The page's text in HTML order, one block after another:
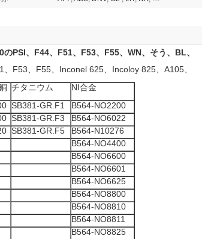
PSI、F44、F51、F53、F55、WN、そう、BL、
F53、F55、Inconel 625、Incoloy 825、A105、
チタニウム
NI合金
SB381-GR.F1
B564-NO2200
SB381-GR.F3
B564-NO6022
SB381-GR.F5
B564-N10276
B564-NO4400
B564-NO6600
B564-NO6601
B564-NO6625
B564-NO8800
B564-NO8810
B564-NO8811
B564-NO8825